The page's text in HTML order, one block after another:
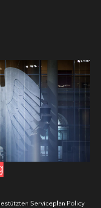
Serviceplan Policy